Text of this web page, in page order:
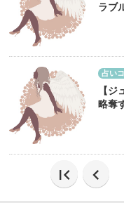
ラブ
占い
【
略奪
first_page chevron_left